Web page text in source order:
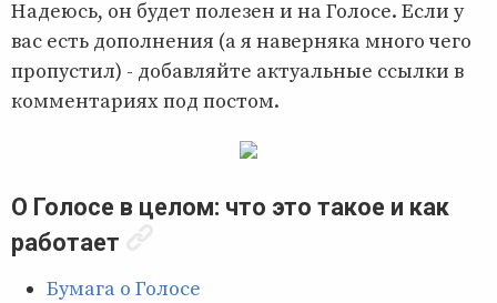
Надеюсь, он будет полезен и на Голосе. Если у
вас есть дополнения (а я наверняка много чего
пропустил) - добавляйте актуальные ссылки в
комментариях под постом.
О Голосе в целом: что это такое и как
работает
Бумага о Голосе